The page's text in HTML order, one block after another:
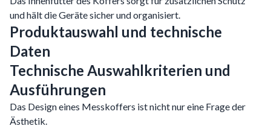
und hält die Geräte sicher und organisiert.
Produktauswahl und technische
Daten
Technische Auswahlkriterien und
Ausführungen
Das Design eines Messkoffers ist nicht nur eine Frage der
Ästhetik.